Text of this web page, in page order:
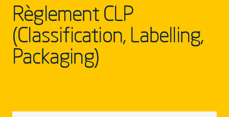
Règlement CLP
(Classification, Labelling,
Packaging)